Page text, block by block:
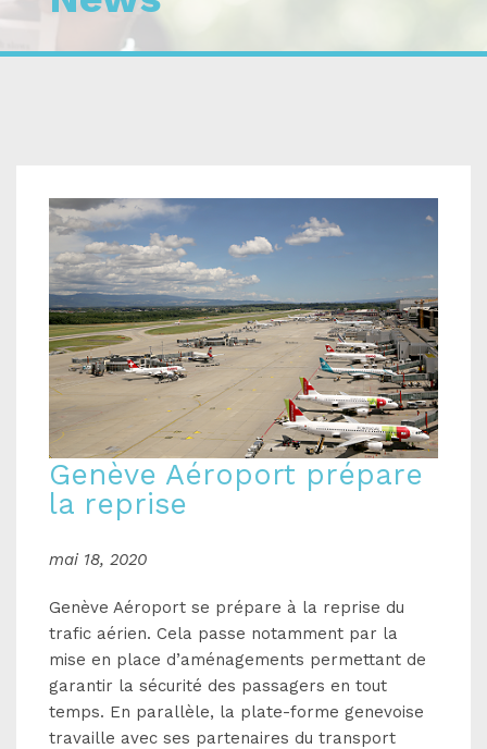
Genève Aéroport prépare
la reprise
mai 18, 2020
Genève Aéroport se prépare à la reprise du
trafic aérien. Cela passe notamment par la
mise en place d’aménagements permettant de
garantir la sécurité des passagers en tout
temps. En parallèle, la plate-forme genevoise
travaille avec ses partenaires du transport